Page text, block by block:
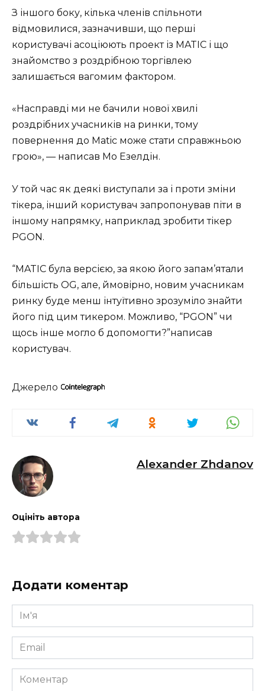
З іншого боку, кілька членів спільноти
відмовилися, зазначивши, що перші
користувачі асоціюють проект із MATIC і що
знайомство з роздрібною торгівлею
залишається вагомим фактором.
«Насправді ми не бачили нової хвилі
роздрібних учасників на ринки, тому
повернення до Matic може стати справжньою
грою», — написав Мо Езелдін.
У той час як деякі виступали за і проти зміни
тікера, інший користувач запропонував піти в
іншому напрямку, наприклад зробити тікер
PGON.
“MATIC була версією, за якою його запам’ятали
більшість OG, але, ймовірно, новим учасникам
ринку буде менш інтуїтивно зрозуміло знайти
його під цим тикером. Можливо, “PGON” чи
щось інше могло б допомогти?”написав
користувач.
Джерело
Alexander Zhdanov
Оцініть автора
Додати коментар
Ім'я
*
Email
*
Коментар